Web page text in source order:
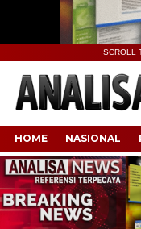
SCROLL
HOME NASIONAL